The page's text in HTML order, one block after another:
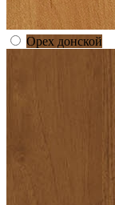
Орех донской